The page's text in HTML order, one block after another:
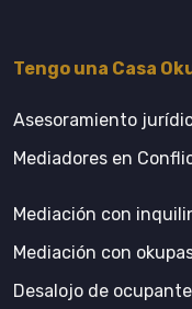
Tengo una Casa
Asesoramiento
Mediadores en
Mediación con
Mediación con
Desalojo de